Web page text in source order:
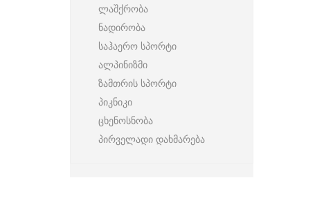
ლაშქრობა
ნადირობა
საჰაერო სპორტი
ალპინიზმი
ზამთრის სპორტი
პიკნიკი
ცხენოსნობა
პირველადი დახმარება